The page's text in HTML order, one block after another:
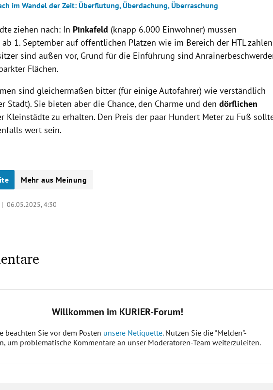
im Wandel der Zeit: Überflutung, Überdachung, Überraschung
ziehen nach: In Pinkafeld (knapp 6.000 Einwohner) müssen
ab 1. September auf öffentlichen Plätzen wie im Bereich der HTL
sind außen vor, Grund für die Einführung sind
Flächen.
sind gleichermaßen bitter (für einige Autofahrer) wie verständlich
Stadt). Sie bieten aber die Chance, den Charme und dendörflichen
Kleinstädte zu erhalten. Den Preis der paar Hundert Meter zu Fuß
wert sein.
Mehr aus Meinung
|06.05.2025, 4:30